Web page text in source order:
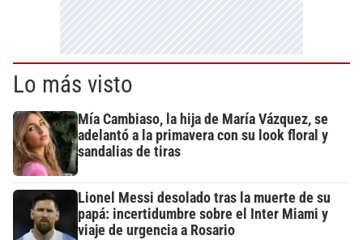
Lo más visto
Mía Cambiaso, la hija de María Vázquez, se
adelantó a la primavera con su look floral y
sandalias de tiras
Lionel Messi desolado tras la muerte de su
papá: incertidumbre sobre el Inter Miami y
viaje de urgencia a Rosario